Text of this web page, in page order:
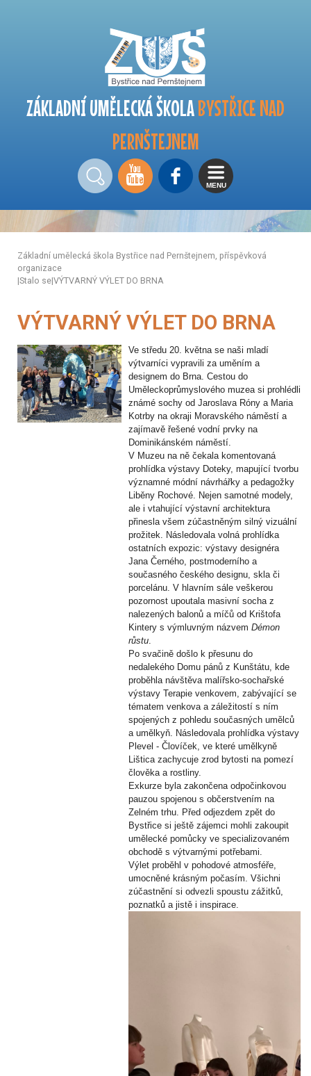
ZÁKLADNÍ UMĚLECKÁ ŠKOLABYSTŘICE NAD
PERNŠTEJNEM
MENU
Základní umělecká škola Bystřice nad Pernštejnem, příspěvková
organizace
|Stalo se|VÝTVARNÝ VÝLET DO BRNA
VÝTVARNÝ VÝLET DO BRNA
Ve středu 20. května se naši mladí
výtvarníci vypravili za uměním a
designem do Brna. Cestou do
Uměleckoprůmyslového muzea si prohlédli
známé sochy od Jaroslava Róny a Maria
Kotrby na okraji Moravského náměstí a
zajímavě řešené vodní prvky na
Dominikánském náměstí.
V Muzeu na ně čekala komentovaná
prohlídka výstavy Doteky, mapující tvorbu
významné módní návrhářky a pedagožky
Liběny Rochové. Nejen samotné modely,
ale i vtahující výstavní architektura
přinesla všem zúčastněným silný vizuální
prožitek. Následovala volná prohlídka
ostatních expozic: výstavy designéra
Jana Černého, postmoderního a
současného českého designu, skla či
porcelánu. V hlavním sále veškerou
pozornost upoutala masivní socha z
nalezených balonů a míčů od Krištofa
Kintery s výmluvným názvem Démon
růstu.
Po svačině došlo k přesunu do
nedalekého Domu pánů z Kunštátu, kde
proběhla návštěva malířsko-sochařské
výstavy Terapie venkovem, zabývající se
tématem venkova a záležitostí s ním
spojených z pohledu současných umělců
a umělkyň. Následovala prohlídka výstavy
Plevel - Človíček, ve které umělkyně
Lištica zachycuje zrod bytosti na pomezí
člověka a rostliny.
Exkurze byla zakončena odpočinkovou
pauzou spojenou s občerstvením na
Zelném trhu. Před odjezdem zpět do
Bystřice si ještě zájemci mohli zakoupit
umělecké pomůcky ve specializovaném
obchodě s výtvarnými potřebami.
Výlet proběhl v pohodové atmosféře,
umocněné krásným počasím. Všichni
zúčastnění si odvezli spoustu zážitků,
poznatků a jistě i inspirace.